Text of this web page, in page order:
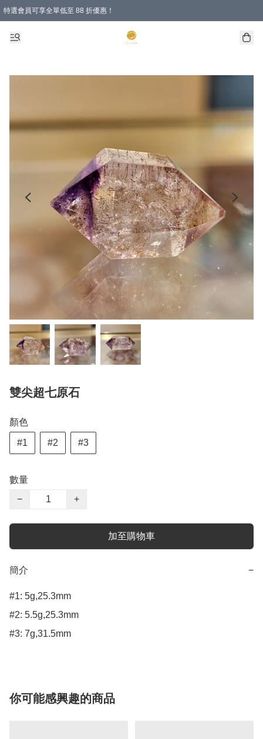
特選會員可享全單低至 88 折優惠！
購物滿 HKD 1000.00即享免運費優惠！（適用於 特定的送貨方式 )
雙尖超七原石
顏色
#1 #2 #3
數量
−
+
加至購物車
簡介 −
#1: 5g,25.3mm
#2: 5.5g,25.3mm
#3: 7g,31.5mm
你可能感興趣的商品